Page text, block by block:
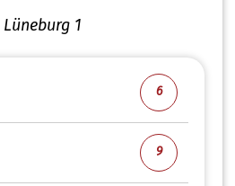
Lüneburg 1
6
9